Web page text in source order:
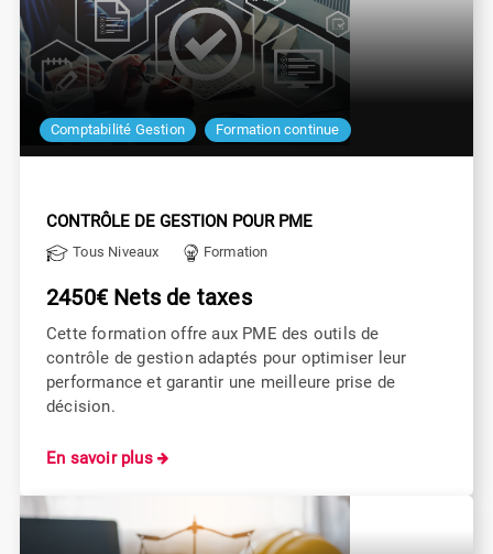
Comptabilité Gestion Formation continue
CONTRÔLE DE GESTION POUR PME
Tous Niveaux Formation
2450€ Nets de taxes
Cette formation offre aux PME des outils de
contrôle de gestion adaptés pour optimiser leur
performance et garantir une meilleure prise de
décision.
En savoir plus